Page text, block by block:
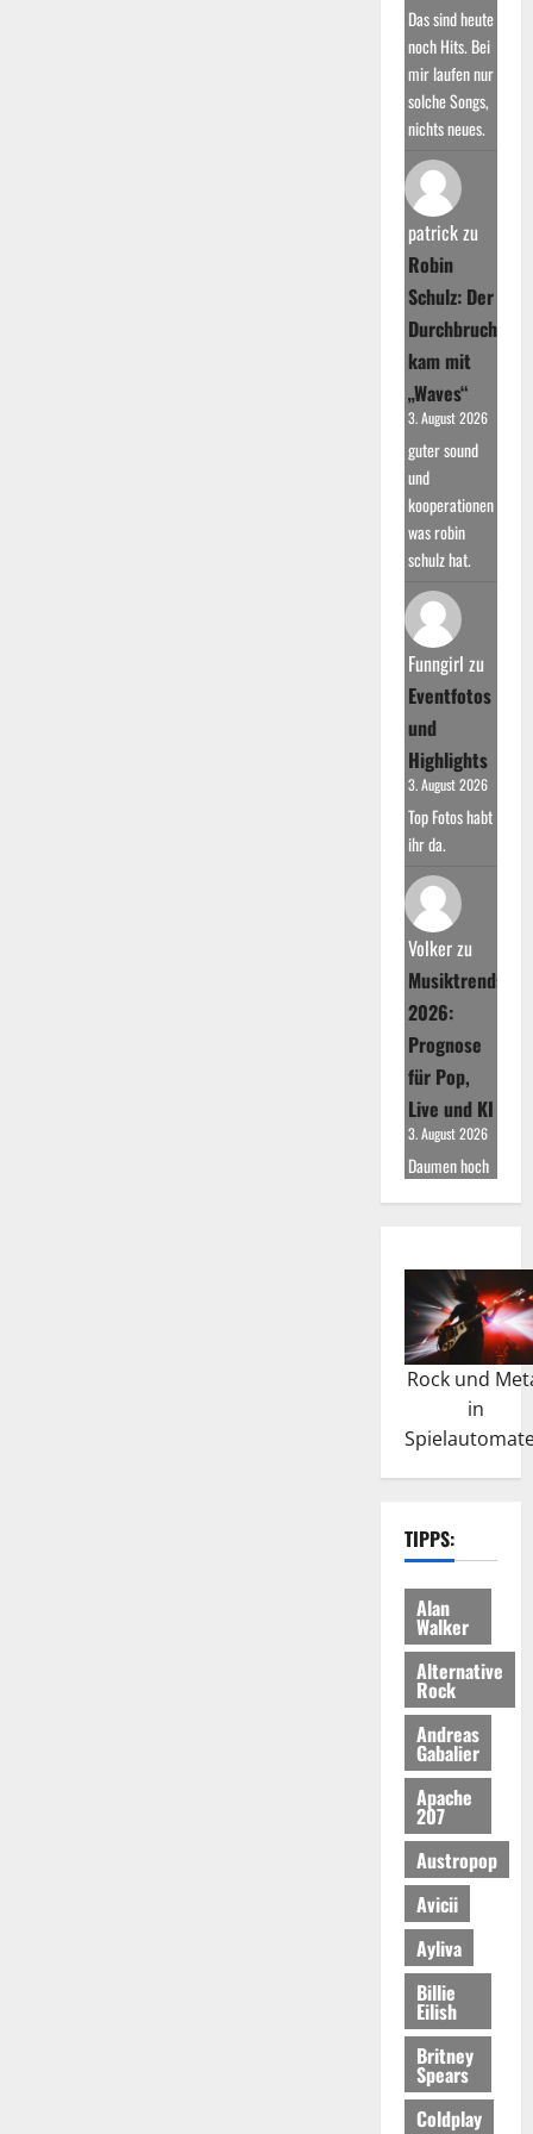
Das sind heute
noch Hits. Bei
mir laufen nur
solche Songs,
nichts neues.
patrickzu
Robin
Schulz: Der
Durchbruch
kam mit
„Waves“
3. August 2026
guter sound
und
kooperationen
was robin
schulz hat.
Funngirl zu
Eventfotos
und
Highlights
3. August 2026
Top Fotos habt
ihr da.
Volkerzu
Musiktrends
2026:
Prognose
für Pop,
Live und KI
3. August 2026
Daumen hoch
Rock und
in
TIPPS:
Alan
Walker
Alternative
Rock
Andreas
Gabalier
Apache
207
Austropop
Avicii
Ayliva
Billie
Eilish
Britney
Spears
Coldplay